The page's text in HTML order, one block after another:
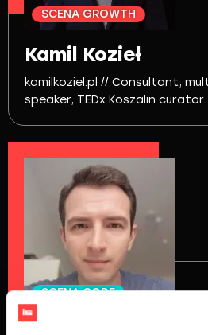
SCENA GROWTH
Kamil Kozieł
kamilkoziel.pl // Consultant,
speaker, TEDx Koszalin curator.
SCENA CODE